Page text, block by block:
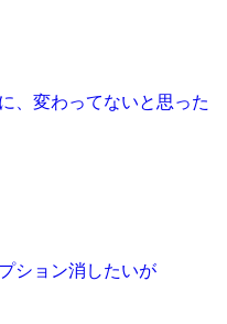
、変わってないと思った
ション消したいが